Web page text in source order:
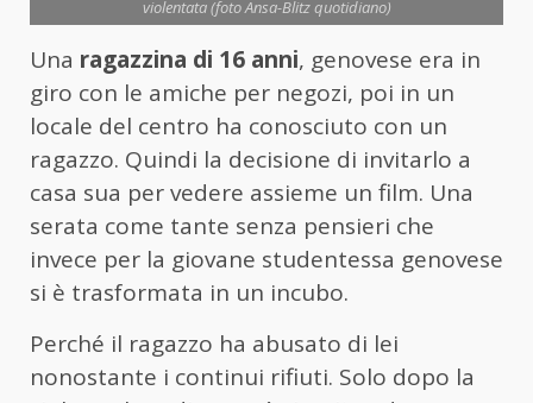
violentata (foto Ansa-Blitz quotidiano)
Una ragazzina di 16 anni, genovese era in
giro con le amiche per negozi, poi in un
locale del centro ha conosciuto con un
ragazzo. Quindi la decisione di invitarlo a
casa sua per vedere assieme un film. Una
serata come tante senza pensieri che
invece per la giovane studentessa genovese
si è trasformata in un incubo.
Perché il ragazzo ha abusato di lei
nonostante i continui rifiuti. Solo dopo la